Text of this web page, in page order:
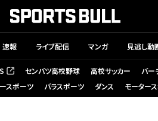
速報 ライブ配信 マンガ 見逃し動
く） センバツ高校野球 高校サッカー バー
スポーツ パラスポーツ ダンス モーター